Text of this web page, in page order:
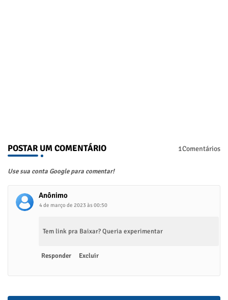
POSTAR UM COMENTÁRIO 1Comentários
Use sua conta Google para comentar!
Anônimo
4 de março de 2023 às 00:50
Tem link pra Baixar? Queria experimentar
Responder Excluir